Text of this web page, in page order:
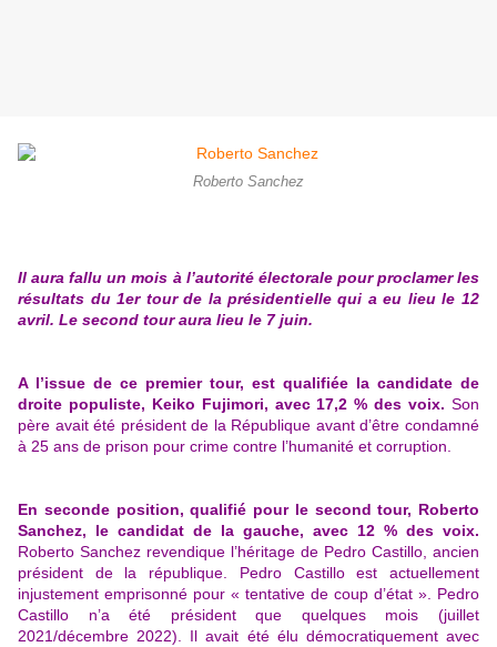
Roberto Sanchez
Il aura fallu un mois à l’autorité électorale pour proclamer les
résultats du 1er tour de la présidentielle qui a eu lieu le 12
avril. Le second tour aura lieu le 7 juin.
A l’issue de ce premier tour, est qualifiée la candidate de
droite populiste, Keiko Fujimori, avec 17,2 % des voix. Son
père avait été président de la République avant d’être condamné
à 25 ans de prison pour crime contre l’humanité et corruption.
En seconde position, qualifié pour le second tour, Roberto
Sanchez, le candidat de la gauche, avec 12 % des voix.
Roberto Sanchez revendique l’héritage de Pedro Castillo, ancien
président de la république. Pedro Castillo est actuellement
injustement emprisonné pour « tentative de coup d’état ». Pedro
Castillo n’a été président que quelques mois (juillet
2021/décembre 2022). Il avait été élu démocratiquement avec